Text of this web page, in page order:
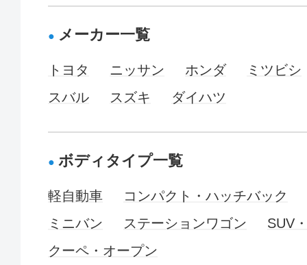
メーカー一覧
トヨタ ニッサン ホンダ
ミツビシ
スバル
スズキ ダイハツ
ボディタイプ一覧
軽自動車
コンパクト・ハッチバック
ミニバン
ステーションワゴン
SUV
クーペ・オープン